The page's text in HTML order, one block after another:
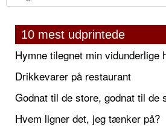
10 mest udprintede
Hymne tilegnet min vidunderlige
Drikkevarer på restaurant
Godnat til de store, godnat til de
Hvem ligner det, jeg tænker på?